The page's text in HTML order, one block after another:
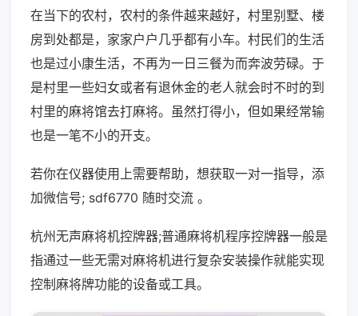
在当下的农村，农村的条件越来越好，村里别墅、楼
房到处都是，家家户户几乎都有小车。村民们的生活
也是过小康生活，不再为一日三餐为而奔波劳碌。于
是村里一些妇女或者有退休金的老人就会时不时的到
村里的麻将馆去打麻将。虽然打得小，但如果经常输
也是一笔不小的开支。
若你在仪器使用上需要帮助，想获取一对一指导，添
加微信号; sdf6770 随时交流 。
杭州无声麻将机控牌器;普通麻将机程序控牌器一般是
指通过一些无需对麻将机进行复杂安装操作就能实现
控制麻将牌功能的设备或工具。